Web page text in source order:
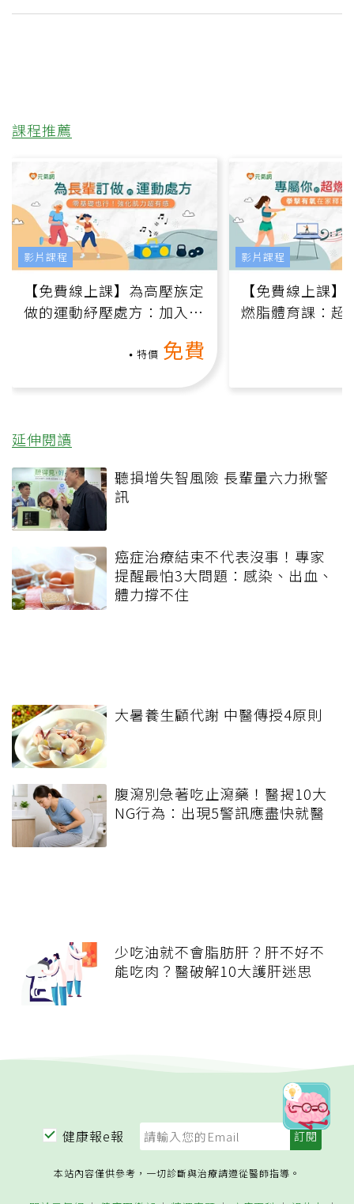
課程推薦
【免費線上課】為高壓族定
做的運動紓壓處方：加入行
特價 免費
影片課程
【免費線上課
燃脂體育課：超
影片課程
延伸閱讀
聽損增失智風險 長輩量六力揪警
訊
癌症治療結束不代表沒事！專家
提醒最怕3大問題：感染、出血、
體力撐不住
大暑養生顧代謝 中醫傳授4原則
腹瀉別急著吃止瀉藥！醫揭10大
NG行為：出現5警訊應盡快就醫
少吃油就不會脂肪肝？肝不好不
能吃肉？醫破解10大護肝迷思
健康報e報
本站內容僅供參考，一切診斷與治療請遵從醫師指導。